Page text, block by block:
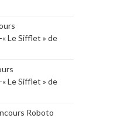
Le Sifflet » de
Le Sifflet » de
Roboto